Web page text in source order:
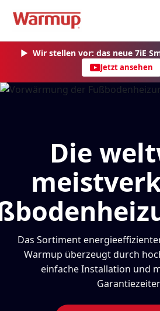
Inhalt
▶ Wir stellen vor: das neue 7iE
Jetzt ansehen
Die
Das Sortiment
Warmup überzeugt durch
einfache Installation und